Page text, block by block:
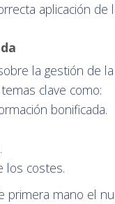
aplicación de
la gestión de la
clave como:
bonificada.
los costes.
primera mano el